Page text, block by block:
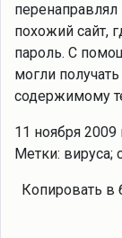
перенаправлял
похожий сайт,
пароль. С
могли
содержимому
11 ноября 2009
Метки: вируса;
Копировать в